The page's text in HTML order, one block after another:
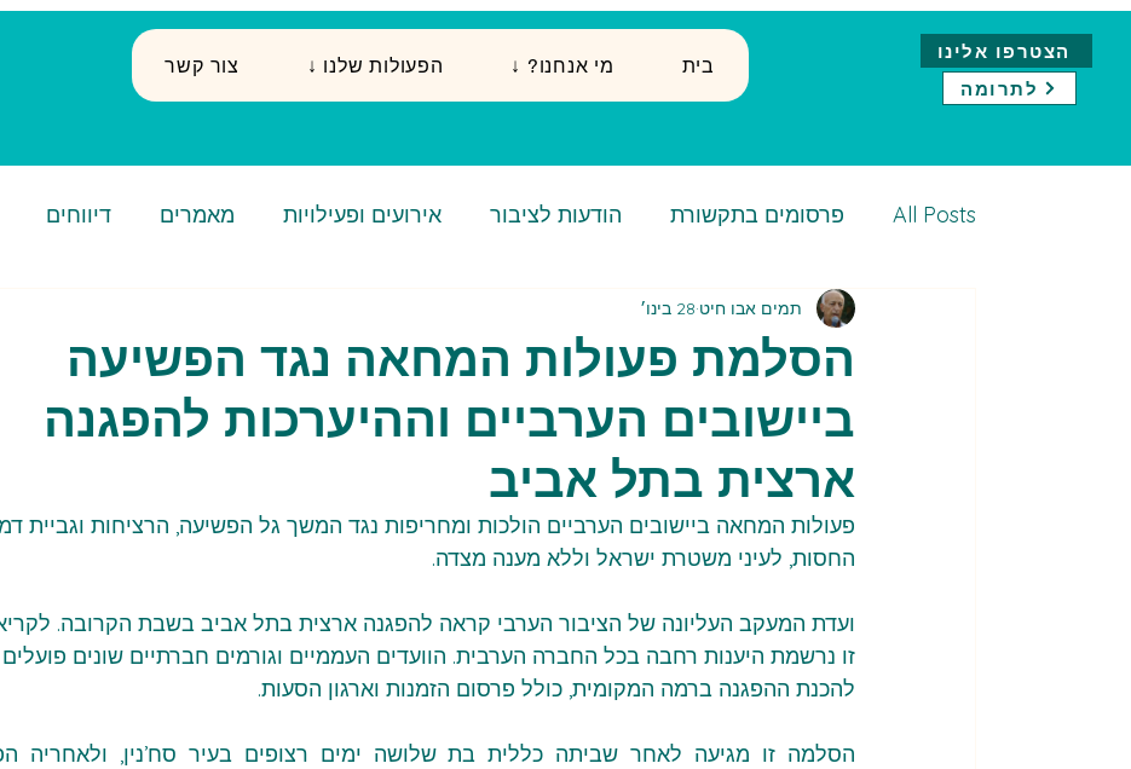
צור קשר ↓ הפעולות שלנו ↓ ?מי אנחנו בית
הצטרפו אלינו
לתרומה
All Posts פרסומים בתקשורת הודעות לציבור אירועים ופעילויות מאמרים דיווחים
הסלמת פעולות המחאה נגד הפשיעה
ביישובים הערביים וההיערכות להפגנה
ארצית בתל אביב
תמים אבו חיט 28 בינו׳
פעולות המחאה ביישובים הערביים הולכות ומחריפות נגד המשך גל הפשיעה, הרציחות וגביית
החסות, לעיני משטרת ישראל וללא מענה מצדה.
ועדת המעקב העליונה של הציבור הערבי קראה להפגנה ארצית בתל אביב בשבת הקרובה.
זו נרשמת היענות רחבה בכל החברה הערבית. הוועדים העממיים וגורמים חברתיים שונים פועלים
להכנת ההפגנה ברמה המקומית, כולל פרסום הזמנות וארגון הסעות.